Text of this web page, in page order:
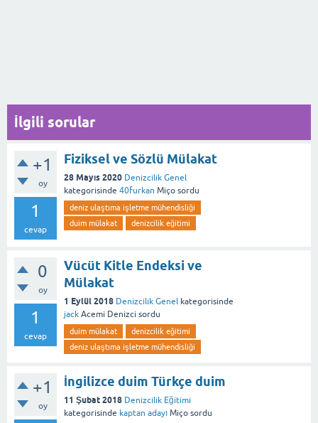
İlgili sorular
+1
oy
1
cevap
Fiziksel ve Sözlü Mülakat
28 Mayıs 2020 Denizcilik Genel
kategorisinde 40furkan Miço sordu
deniz ulaştıma işletme mühendisliği
duim mülakat
denizcilik eğitimi
0
oy
1
cevap
Vücüt Kitle Endeksi ve
Mülakat
1 Eylül 2018 Denizcilik Genel kategorisinde
jack Acemi Denizci sordu
duim mülakat
denizcilik eğitimi
deniz ulaştıma işletme mühendisliği
+1
oy
İngilizce duim Türkçe duim
11 Şubat 2018 Denizcilik Eğitimi
kategorisinde kaptan adayı Miço sordu